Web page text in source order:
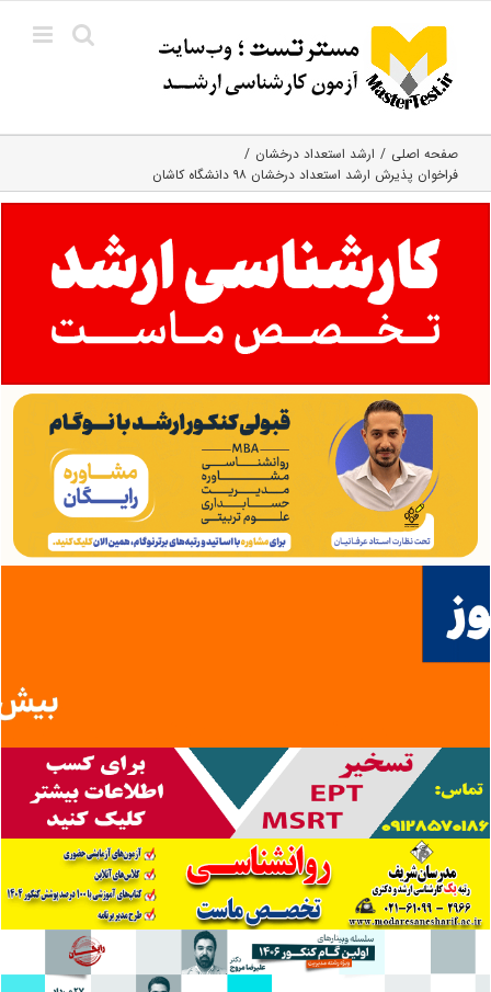
content
صفحه اصلی
ارشد استعداد درخشان
فراخوان پذیرش ارشد استعداد درخشان ۹۸ دانشگاه کاشان